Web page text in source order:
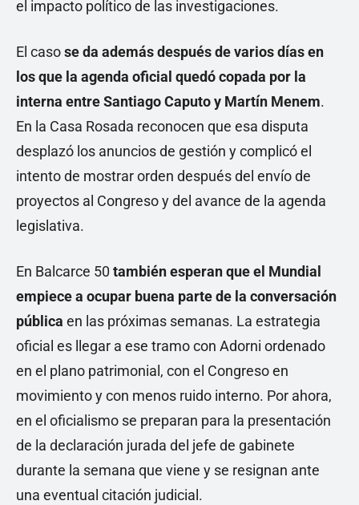
el impacto político de las investigaciones.
El casose da además después de varios días en
los que la agenda oficial quedó copada por la
interna entre Santiago Caputo y Martín Menem.
En la Casa Rosada reconocen que esa disputa
desplazó los anuncios de gestión y complicó el
intento de mostrar orden después del envío de
proyectos al Congreso y del avance de la agenda
legislativa.
En Balcarce 50 también esperan que el Mundial
empiece a ocupar buena parte de la conversación
pública en las próximas semanas. La estrategia
oficial es llegar a ese tramo con Adorni ordenado
en el plano patrimonial, con el Congreso en
movimiento y con menos ruido interno. Por ahora,
en el oficialismo se preparan para la presentación
de la declaración jurada del jefe de gabinete
durante la semana que viene y se resignan ante
una eventual citación judicial.